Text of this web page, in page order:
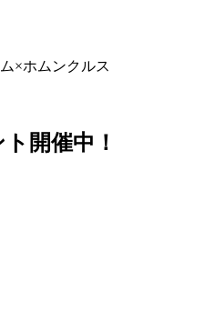
×ホムンクルス
開催中！